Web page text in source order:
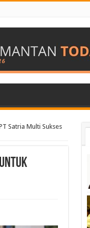
Satria Multi Sukses